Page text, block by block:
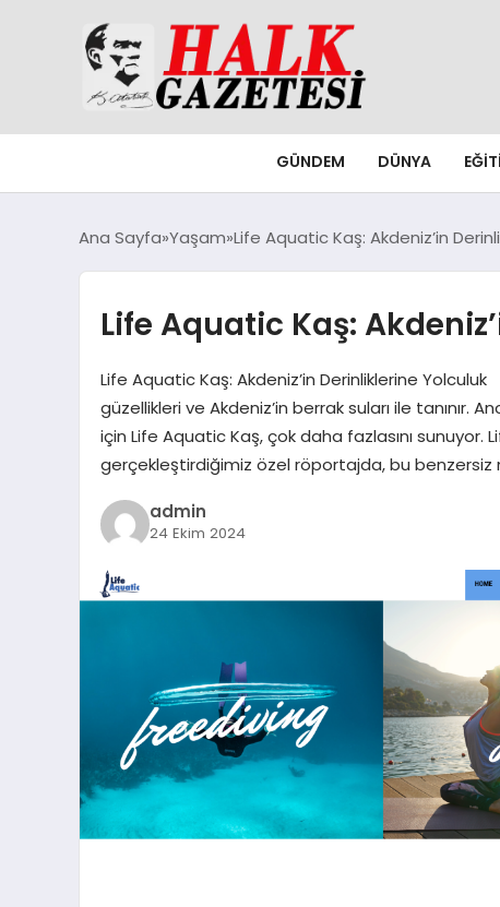
GÜNDEM DÜNYA
Ana Sayfa Yaşam Life Aquatic Kaş: Akdeniz’in
Life Aquatic Kaş:
Life Aquatic Kaş: Akdeniz’in Derinliklerine
güzellikleri ve Akdeniz’in berrak suları ile
için Life Aquatic Kaş, çok daha fazlasını sunuyor.
gerçekleştirdiğimiz özel röportajda, bu
admin
24 Ekim 2024